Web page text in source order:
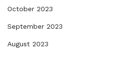
October 2023
September 2023
August 2023